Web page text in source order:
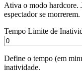
Ativa o modo hardcore.
espectador se morrerem.
Tempo Limite de
Define o tempo (em
inatividade.